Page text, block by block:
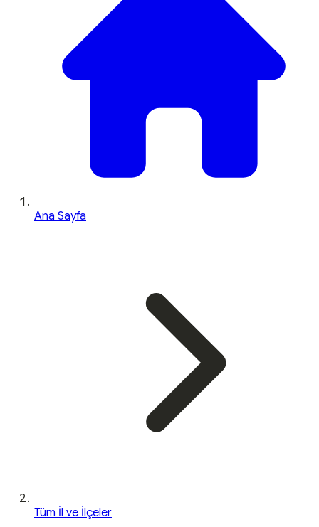
Ana Sayfa
Tüm İl ve İlçeler